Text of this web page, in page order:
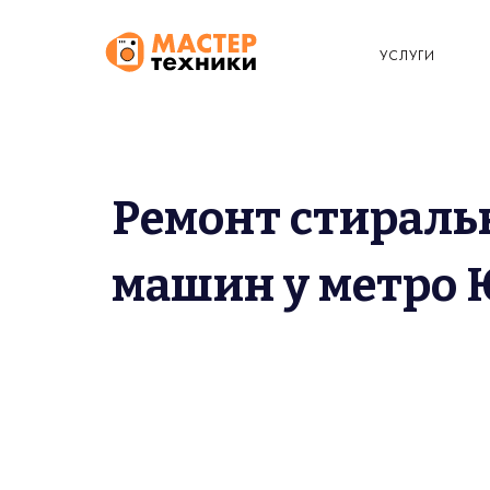
УСЛУГИ
Ремонт
машин у метро